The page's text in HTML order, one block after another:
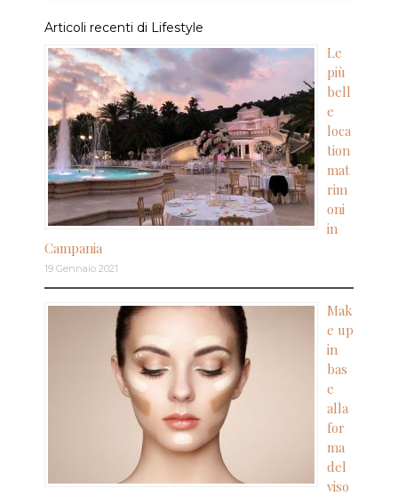
Articoli recenti di Lifestyle
Le
più
bell
e
loca
tion
mat
rim
oni
in
Campania
19 Gennaio 2021
Mak
e up
in
bas
e
alla
for
ma
del
viso